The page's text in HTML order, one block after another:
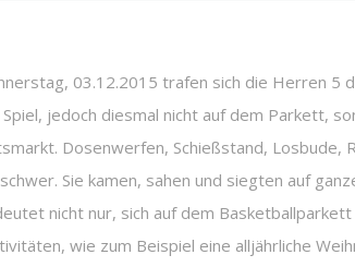
03.12.2015 trafen sich die Herren 5
jedoch diesmal nicht auf dem Parkett,
Dosenwerfen, Schießstand, Losbude,
Sie kamen, sahen und siegten auf
nicht nur, sich auf dem
wie zum Beispiel eine alljährliche